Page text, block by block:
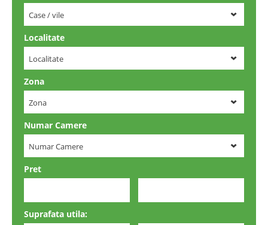
Case / vile
Localitate
Localitate
Zona
Zona
Numar Camere
Numar Camere
Pret
Suprafata utila: